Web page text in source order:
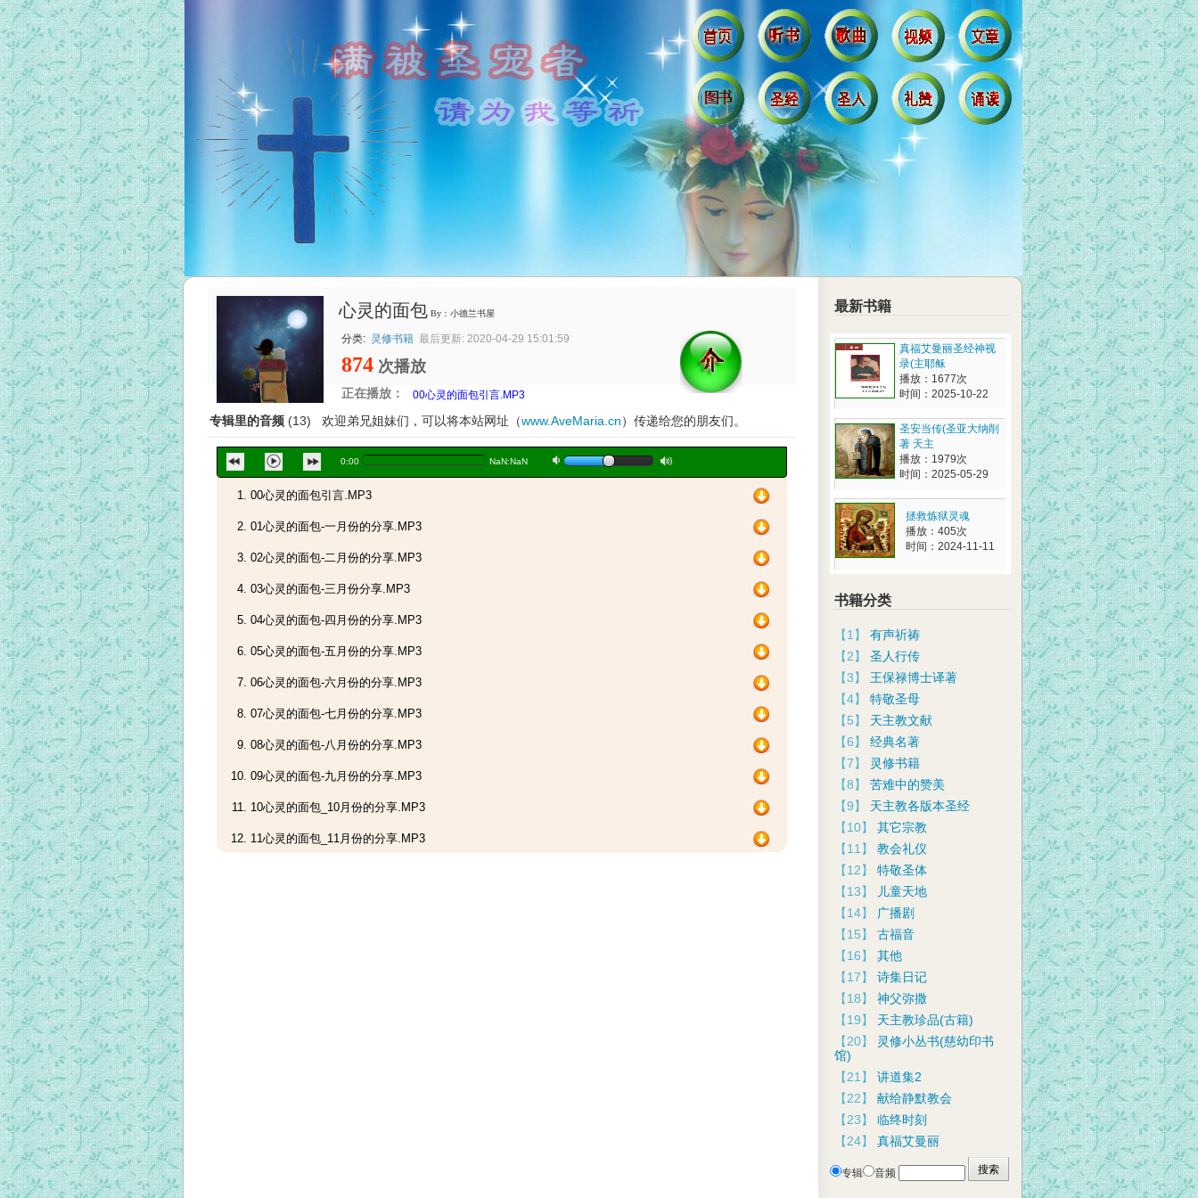
心灵的面包 By：小德兰书屋
分类: 灵修书籍 最后更新: 2020-04-29 15:01:59
874 次播放
正在播放：
专辑里的音频 (13) 欢迎弟兄姐妹们，可以将本站网址（www.AveMaria.cn）传递给您的朋友们。
0:00 NaN:NaN a b
00心灵的面包引言.MP3
00心灵的面包引言.MP3
01心灵的面包-一月份的分享.MP3
02心灵的面包-二月份的分享.MP3
03心灵的面包-三月份分享.MP3
04心灵的面包-四月份的分享.MP3
05心灵的面包-五月份的分享.MP3
06心灵的面包-六月份的分享.MP3
07心灵的面包-七月份的分享.MP3
08心灵的面包-八月份的分享.MP3
09心灵的面包-九月份的分享.MP3
10心灵的面包_10月份的分享.MP3
11心灵的面包_11月份的分享.MP3
最新书籍
真福艾曼丽圣经神视
录(主耶稣
播放：1677次
时间：2025-10-22
圣安当传(圣亚大纳削
著 天主
播放：1979次
时间：2025-05-29
拯救炼狱灵魂
播放：405次
时间：2024-11-11
书籍分类
【1】 有声祈祷
【2】 圣人行传
【3】 王保禄博士译著
【4】 特敬圣母
【5】 天主教文献
【6】 经典名著
【7】
灵修书籍
【8】 苦难中的赞美
【9】 天主教各版本圣经
【10】 其它宗教
【11】 教会礼仪
【12】 特敬圣体
【13】
儿童天地
【14】
广播剧
【15】 古福音
【16】 其他
【17】 诗集日记
【18】 神父弥撒
【19】 天主教珍品(古籍)
【20】
灵修小丛书(慈幼印书
馆)
【21】 讲道集2
【22】 献给静默教会
【23】 临终时刻
【24】 真福艾曼丽
专辑 音频